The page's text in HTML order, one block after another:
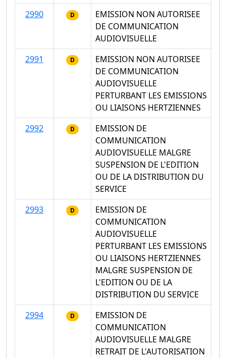
2990
D
EMISSION NON AUTORISEE
DE COMMUNICATION
AUDIOVISUELLE
2991
D
EMISSION NON AUTORISEE
DE COMMUNICATION
AUDIOVISUELLE
PERTURBANT LES EMISSIONS
OU LIAISONS HERTZIENNES
2992
D
EMISSION DE
COMMUNICATION
AUDIOVISUELLE MALGRE
SUSPENSION DE L'EDITION
OU DE LA DISTRIBUTION DU
SERVICE
2993
D
EMISSION DE
COMMUNICATION
AUDIOVISUELLE
PERTURBANT LES EMISSIONS
OU LIAISONS HERTZIENNES
MALGRE SUSPENSION DE
L'EDITION OU DE LA
DISTRIBUTION DU SERVICE
2994
D
EMISSION DE
COMMUNICATION
AUDIOVISUELLE MALGRE
RETRAIT DE L'AUTORISATION